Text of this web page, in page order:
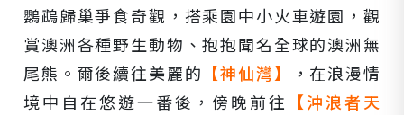
鸚鵡歸巢爭食奇觀，搭乘園中小火車遊園，觀
賞澳洲各種野生動物、抱抱聞名全球的澳洲無
尾熊。爾後續往美麗的 【神仙灣】
，在浪漫情
境中自在悠遊一番後，傍晚前往
【沖浪者天